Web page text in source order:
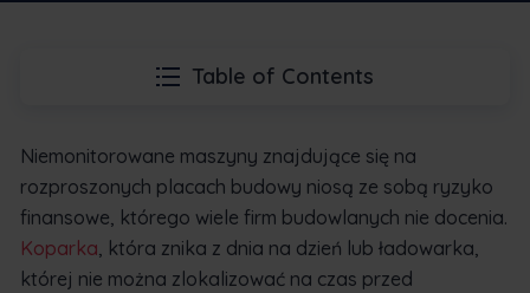
Table of Contents
Niemonitorowane maszyny znajdujące się na
rozproszonych placach budowy niosą ze sobą ryzyko
finansowe, którego wiele firm budowlanych nie docenia.
Koparka , która znika z dnia na dzień lub ładowarka,
której nie można zlokalizować na czas przed